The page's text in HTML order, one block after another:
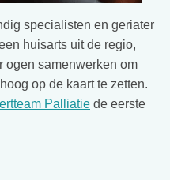
specialisten en geriater
huisarts uit de regio,
ogen samenwerken om
op de kaart te zetten.
Palliatie de eerste